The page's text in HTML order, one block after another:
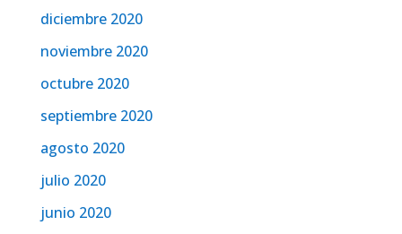
diciembre 2020
noviembre 2020
octubre 2020
septiembre 2020
agosto 2020
julio 2020
junio 2020